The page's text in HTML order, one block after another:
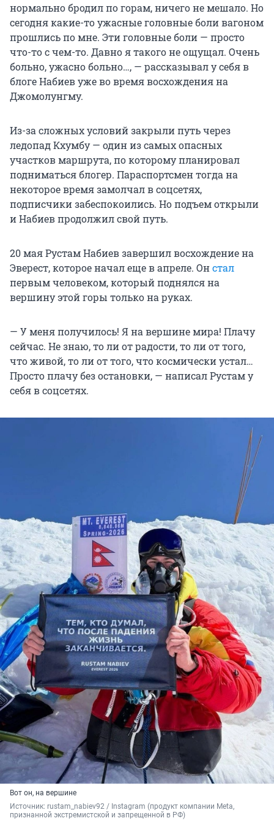
нормально бродил по горам, ничего не мешало. Но
сегодня какие-то ужасные головные боли вагоном
прошлись по мне. Эти головные боли — просто
что-то с чем-то. Давно я такого не ощущал. Очень
больно, ужасно больно…, — рассказывал у себя в
блоге Набиев уже во время восхождения на
Джомолунгму.
Из-за сложных условий закрыли путь через
ледопад Кхумбу — один из самых опасных
участков маршрута, по которому планировал
подниматься блогер. Параспортсмен тогда на
некоторое время замолчал в соцсетях,
подписчики забеспокоились. Но подъем открыли
и Набиев продолжил свой путь.
20 мая Рустам Набиев завершил восхождение на
Эверест, которое начал еще в апреле. Онстал
первым человеком, который поднялся на
вершину этой горы только на руках.
— У меня получилось! Я на вершине мира! Плачу
сейчас. Не знаю, то ли от радости, то ли от того,
что живой, то ли от того, что космически устал…
Просто плачу без остановки, — написал Рустам у
себя в соцсетях.
Вот он, на вершине
Источник: rustam_nabiev92 / Instagram (продукт компании Meta,
признанной экстремистской и запрещенной в РФ)